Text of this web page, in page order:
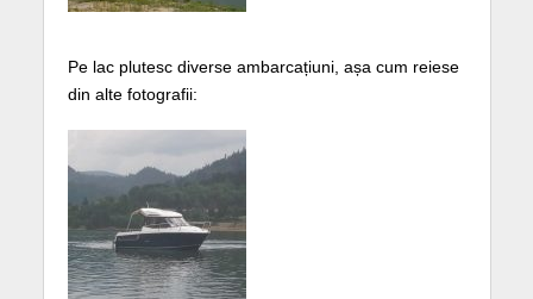
Pe lac plutesc diverse ambarcațiuni, așa cum reiese
din alte fotografii: